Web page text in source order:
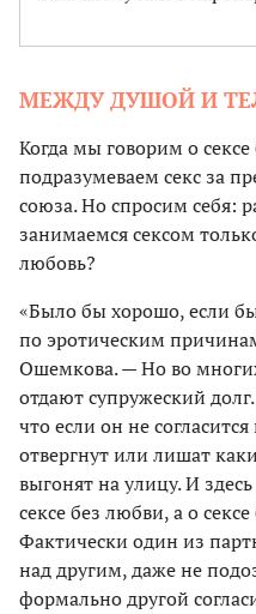
МЕЖДУ ДУШОЙ И
Когда мы говорим о
подразумеваем секс за
союза. Но спросим себя:
занимаемся сексом
любовь?
«Было бы хорошо, если
по эротическим
Ошемкова. — Но во
отдают супружеский
что если он не
отвергнут или лишат
выгонят на улицу. И
сексе без любви, а о
Фактически один из
над другим, даже не
формально другой